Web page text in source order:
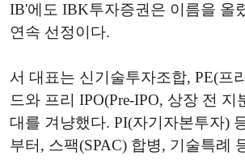
IB'에도 IBK투자증권은 이름을 올
연속 선정이다.
서 대표는 신기술투자조합, PE(프
드와 프리 IPO(Pre-IPO, 상장 전 지
대를 겨냥했다. PI(자기자본투자)
부터, 스팩(SPAC) 합병, 기술특례